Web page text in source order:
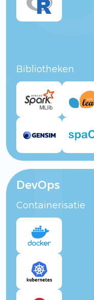
Bibliotheken
DevOps
Containerisatie